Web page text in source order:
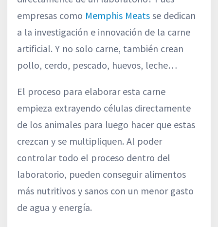
empresas como Memphis Meats se dedican
a la investigación e innovación de la carne
artificial. Y no solo carne, también crean
pollo, cerdo, pescado, huevos, leche…
El proceso para elaborar esta carne
empieza extrayendo células directamente
de los animales para luego hacer que estas
crezcan y se multipliquen. Al poder
controlar todo el proceso dentro del
laboratorio, pueden conseguir alimentos
más nutritivos y sanos con un menor gasto
de agua y energía.